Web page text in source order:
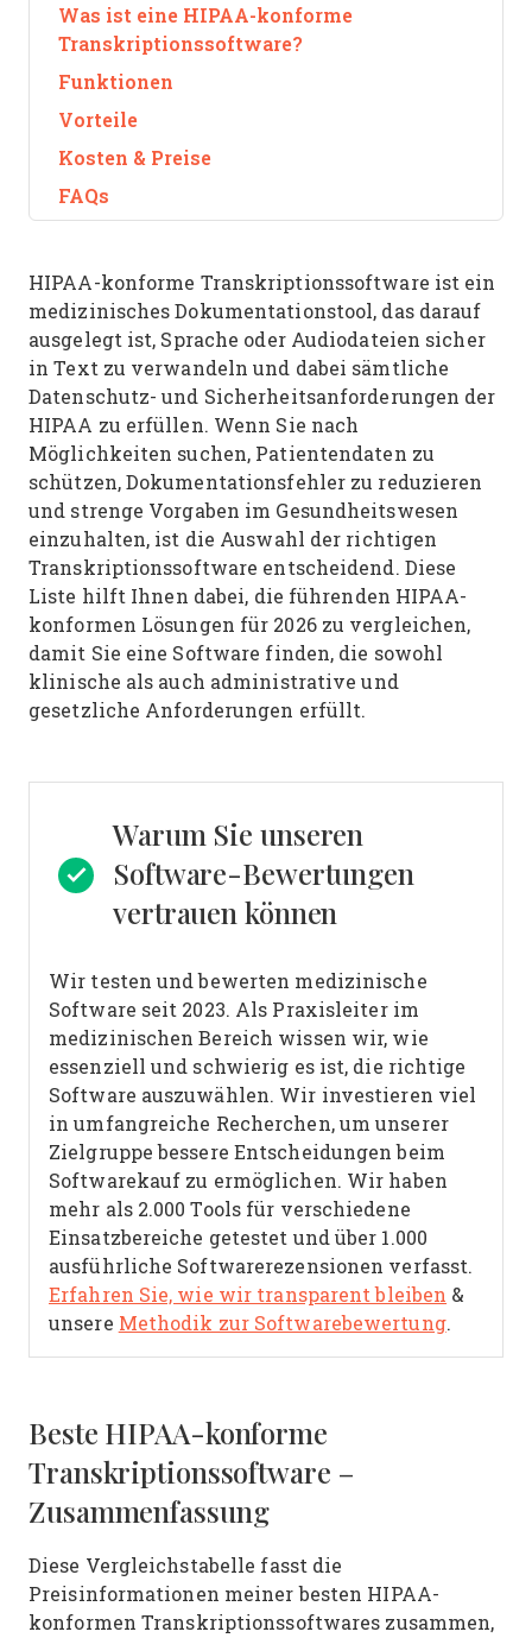
Was ist eine HIPAA-konforme
Transkriptionssoftware?
Funktionen
Vorteile
Kosten & Preise
FAQs
HIPAA-konforme Transkriptionssoftware ist ein
medizinisches Dokumentationstool, das darauf
ausgelegt ist, Sprache oder Audiodateien sicher
in Text zu verwandeln und dabei sämtliche
Datenschutz- und Sicherheitsanforderungen der
HIPAA zu erfüllen. Wenn Sie nach
Möglichkeiten suchen, Patientendaten zu
schützen, Dokumentationsfehler zu reduzieren
und strenge Vorgaben im Gesundheitswesen
einzuhalten, ist die Auswahl der richtigen
Transkriptionssoftware entscheidend. Diese
Liste hilft Ihnen dabei, die führenden HIPAA-
konformen Lösungen für 2026 zu vergleichen,
damit Sie eine Software finden, die sowohl
klinische als auch administrative und
gesetzliche Anforderungen erfüllt.
Warum Sie unseren
Software-Bewertungen
vertrauen können
Wir testen und bewerten medizinische
Software seit 2023. Als Praxisleiter im
medizinischen Bereich wissen wir, wie
essenziell und schwierig es ist, die richtige
Software auszuwählen. Wir investieren viel
in umfangreiche Recherchen, um unserer
Zielgruppe bessere Entscheidungen beim
Softwarekauf zu ermöglichen. Wir haben
mehr als 2.000 Tools für verschiedene
Einsatzbereiche getestet und über 1.000
ausführliche Softwarerezensionen verfasst.
Erfahren Sie, wie wir transparent bleiben &
unsere Methodik zur Softwarebewertung.
Beste HIPAA-konforme
Transkriptionssoftware –
Zusammenfassung
Diese Vergleichstabelle fasst die
Preisinformationen meiner besten HIPAA-
konformen Transkriptionssoftwares zusammen,